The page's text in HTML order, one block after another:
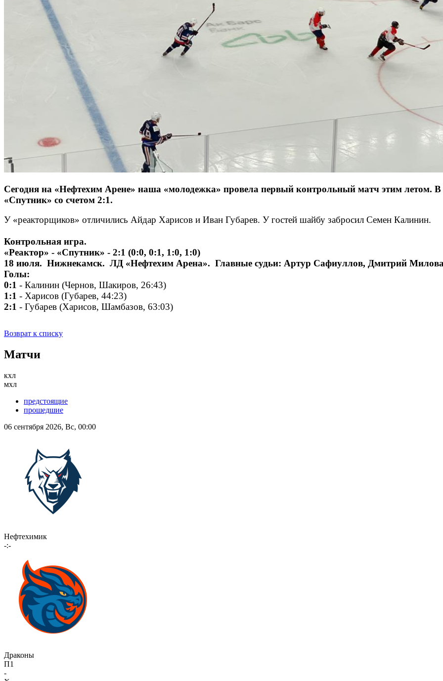
Сегодня на «Нефтехим Арене» наша «молодежка» провела первый контрольный матч этим летом. В
«Спутник» со счетом 2:1.
У «реакторщиков» отличились Айдар Харисов и Иван Губарев. У гостей шайбу забросил Семен Калинин.
Контрольная игра.
«Реактор» - «Спутник» - 2:1 (0:0, 0:1, 1:0, 1:0)
18 июля. Нижнекамск. ЛД «Нефтехим Арена». Главные судьи: Артур Сафиуллов, Дмитрий
Голы:
0:1 - Калинин (Чернов, Шакиров, 26:43)
1:1 - Харисов (Губарев, 44:23)
2:1 - Губарев (Харисов, Шамбазов, 63:03)
Возврат к списку
Матчи
кхл
мхл
предстоящие
прошедшие
06 сентября 2026, Вс, 00:00
Нефтехимик
-:-
Драконы
П1
-